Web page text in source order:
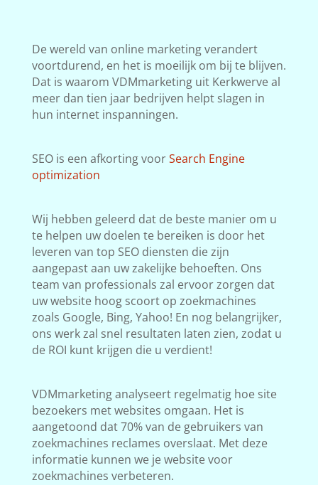
De wereld van online marketing verandert
voortdurend, en het is moeilijk om bij te blijven.
Dat is waarom VDMmarketing uit Kerkwerve al
meer dan tien jaar bedrijven helpt slagen in
hun internet inspanningen.
SEO is een afkorting voorSearch Engine
optimization
Wij hebben geleerd dat de beste manier om u
te helpen uw doelen te bereiken is door het
leveren van top SEO diensten die zijn
aangepast aan uw zakelijke behoeften. Ons
team van professionals zal ervoor zorgen dat
uw website hoog scoort op zoekmachines
zoals Google, Bing, Yahoo! En nog belangrijker,
ons werk zal snel resultaten laten zien, zodat u
de ROI kunt krijgen die u verdient!
VDMmarketing analyseert regelmatig hoe site
bezoekers met websites omgaan. Het is
aangetoond dat 70% van de gebruikers van
zoekmachines reclames overslaat. Met deze
informatie kunnen we je website voor
zoekmachines verbeteren.